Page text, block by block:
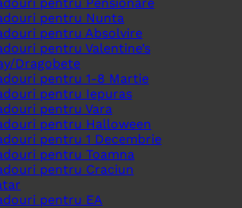
pentru Pensionare
pentru Nunta
pentru Absolvire
pentru Valentine’s
Dragobete
pentru 1-8 Martie
pentru Iepuras
pentru Vara
pentru Halloween
pentru 1 Decembrie
pentru Toamna
pentru Craciun
pentru EA